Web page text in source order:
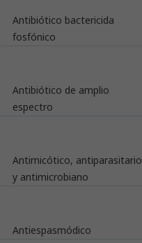
Antibiótico bactericida
fosfónico
Antibiótico de amplio
espectro
Antimicótico, antiparasitario
y antimicrobiano
Antiespasmódico